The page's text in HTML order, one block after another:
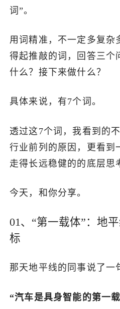
词”。
用词精准，不一定多复杂
得起推敲的词，回答三个
什么？接下来做什么？
具体来说，有7个词。
透过这7个词，我看到的
行业前列的原因，更看到
走得长远稳健的的底层思
今天，和你分享。
01、“第一载体”：地
标
那天地平线的同事说了一
“汽车是具身智能的第一